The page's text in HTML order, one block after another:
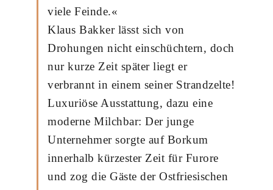
viele Feinde.«
Klaus Bakker lässt sich von
Drohungen nicht einschüchtern, doch
nur kurze Zeit später liegt er
verbrannt in einem seiner Strandzelte!
Luxuriöse Ausstattung, dazu eine
moderne Milchbar: Der junge
Unternehmer sorgte auf Borkum
innerhalb kürzester Zeit für Furore
und zog die Gäste der Ostfriesischen